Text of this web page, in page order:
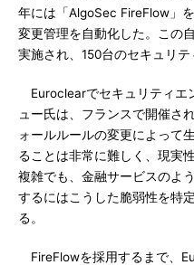
年には「AlgoSec FireFlow」
変更管理を自動化した。この
実施され、150台のセキュリテ
Euroclearでセキュリティエ
ュー氏は、フランスで開催さ
ォールルールの変更によって
ることは非常に難しく、現実
複雑でも、金融サービスのよ
するにはこうした脆弱性を特
る。
FireFlowを採用するまで、